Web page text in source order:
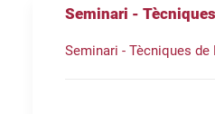
Seminari -
Seminari - Tècniques